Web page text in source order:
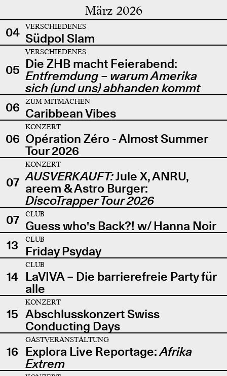
März 2026
04 VERSCHIEDENES
Südpol Slam
05
VERSCHIEDENES
Die ZHB macht Feierabend:
Entfremdung – warum Amerika
sich (und uns) abhanden kommt
06
ZUM MITMACHEN
Caribbean Vibes
06
KONZERT
Opération Zéro - Almost Summer
Tour 2026
07
KONZERT
AUSVERKAUFT:Jule X, ANRU,
areem & Astro Burger:
DiscoTrapper Tour 2026
07
CLUB
Guess who's Back?! w/ Hanna Noir
13
CLUB
Friday Psyday
14
CLUB
LaVIVA – Die barrierefreie Party für
alle
15
KONZERT
Abschlusskonzert Swiss
Conducting Days
16
GASTVERANSTALTUNG
Explora Live Reportage:Afrika
Extrem